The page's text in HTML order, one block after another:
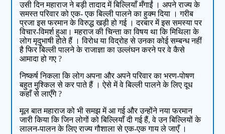
उसी दिन महाराज ने बड़ी तादाद में बिल्लियाँ मँगाईं । अपने राज्य के
समस्त परिवार को एक- एक बिल्ली पालने का हुक्म दिया । गरीब
प्रजा इस फरमान के विरुद्ध खड़ी हो गई । दरबार में इस समस्या पर
विचार-विमर्श हुआ। महराज की चिन्ता का विषय था कि मिथिला के
लोग मृदुभाषी होते हैं । विरोध या विद्रोह से उनका कोई सम्बन्ध नहीं
है फिर बिल्ली पालने के राजाज्ञा का उल्लंघन करने पर वे कैसे
आमादा हो गए ?
निष्कर्ष निकला कि लोग अपना और अपने परिवार का भरण-पोषण
बहुत मुश्किल से कर पाते हैं । ऐसे में वे बिल्ली पालने के लिए दूध
कहाँ से लाएँगे ?
मूल बात महाराज को भी समझ में आ गई और उन्होंने नया फरमान
जारी किया कि जिन लोगों को बिल्लियाँ दी गई हैं, वे उन बिल्लियों के
लालन-पालन के लिए राज्य गौशाला से एक-एक गाय ले जाएँ ।